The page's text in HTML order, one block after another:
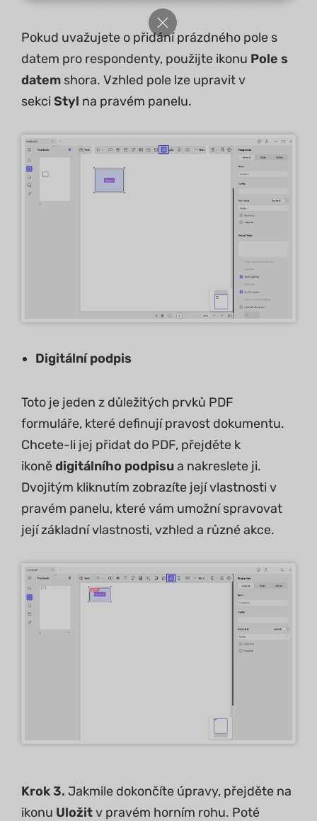
Pokud uvažujete o přidání prázdného pole s
datem pro respondenty, použijte ikonu Pole s
datem shora. Vzhled pole lze upravit v
sekci Styl na pravém panelu.
Digitální podpis
Toto je jeden z důležitých prvků PDF
formuláře, které definují pravost dokumentu.
Chcete-li jej přidat do PDF, přejděte k
ikonědigitálního podpisua nakreslete ji.
Dvojitým kliknutím zobrazíte její vlastnosti v
pravém panelu, které vám umožní spravovat
její základní vlastnosti, vzhled a různé akce.
Krok 3. Jakmile dokončíte úpravy, přejděte na
ikonu Uložitv pravém horním rohu. Poté